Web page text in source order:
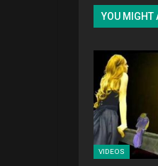
YOU MIGHT
VIDEOS